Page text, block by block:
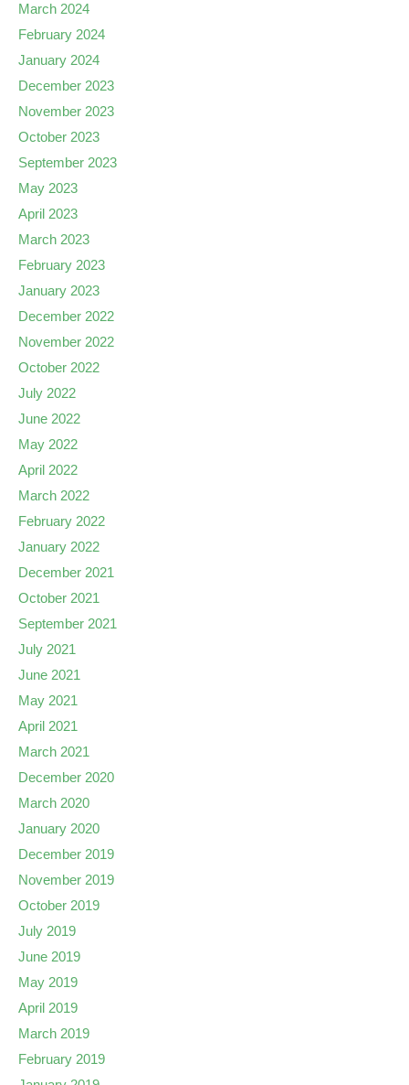
March 2024
February 2024
January 2024
December 2023
November 2023
October 2023
September 2023
May 2023
April 2023
March 2023
February 2023
January 2023
December 2022
November 2022
October 2022
July 2022
June 2022
May 2022
April 2022
March 2022
February 2022
January 2022
December 2021
October 2021
September 2021
July 2021
June 2021
May 2021
April 2021
March 2021
December 2020
March 2020
January 2020
December 2019
November 2019
October 2019
July 2019
June 2019
May 2019
April 2019
March 2019
February 2019